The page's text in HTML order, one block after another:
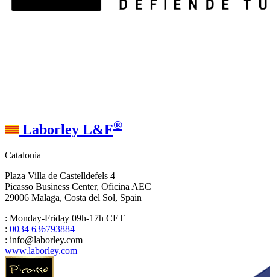
Laborley L&F®
Catalonia
Plaza Villa de Castelldefels 4
Picasso Business Center, Oficina AEC
29006 Malaga, Costa del Sol, Spain
: Monday-Friday 09h-17h CET
: 0034 636793884
: info@laborley.com
www.laborley.com